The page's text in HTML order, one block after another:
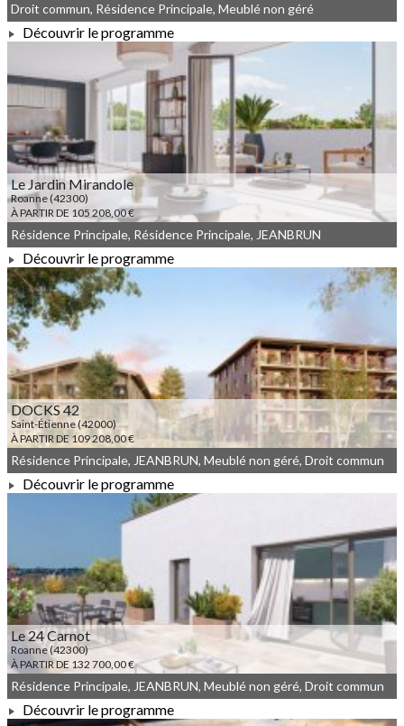
À PARTIR DE 74 000,00 €
Droit commun, Résidence Principale, Meublé non géré
Découvrir le programme
Le Jardin Mirandole
Roanne (42300)
À PARTIR DE 105 208,00 €
À PARTIR DE 105 208,00 €
Résidence Principale, Résidence Principale, JEANBRUN
Découvrir le programme
DOCKS 42
Saint-Étienne (42000)
À PARTIR DE 109 208,00 €
Résidence Principale, JEANBRUN, Meublé non géré, Droit commun
Découvrir le programme
Le 24 Carnot
Roanne (42300)
À PARTIR DE 132 700,00 €
Résidence Principale, JEANBRUN, Meublé non géré, Droit commun
Découvrir le programme